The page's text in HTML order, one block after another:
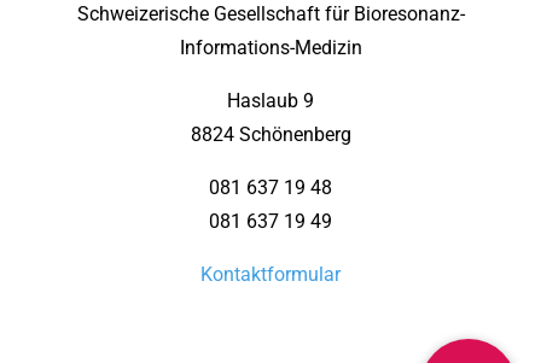
Schweizerische Gesellschaft für Bioresonanz-
Informations-Medizin
Haslaub 9
8824 Schönenberg
081 637 19 48
081 637 19 49
Kontaktformular